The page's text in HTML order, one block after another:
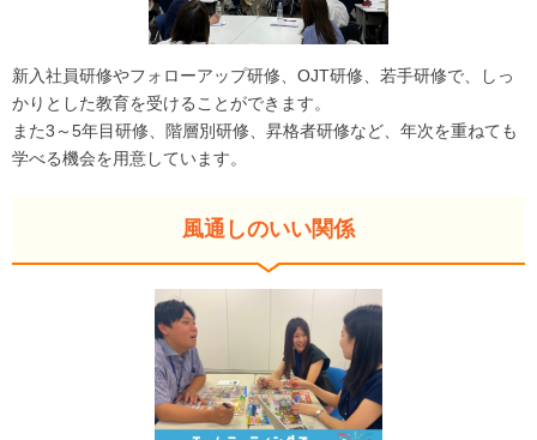
新入社員研修やフォローアップ研修、OJT研修、若手研修で、しっ
かりとした教育を受けることができます。
また3～5年目研修、階層別研修、昇格者研修など、年次を重ねても
学べる機会を用意しています。
風通しのいい関係